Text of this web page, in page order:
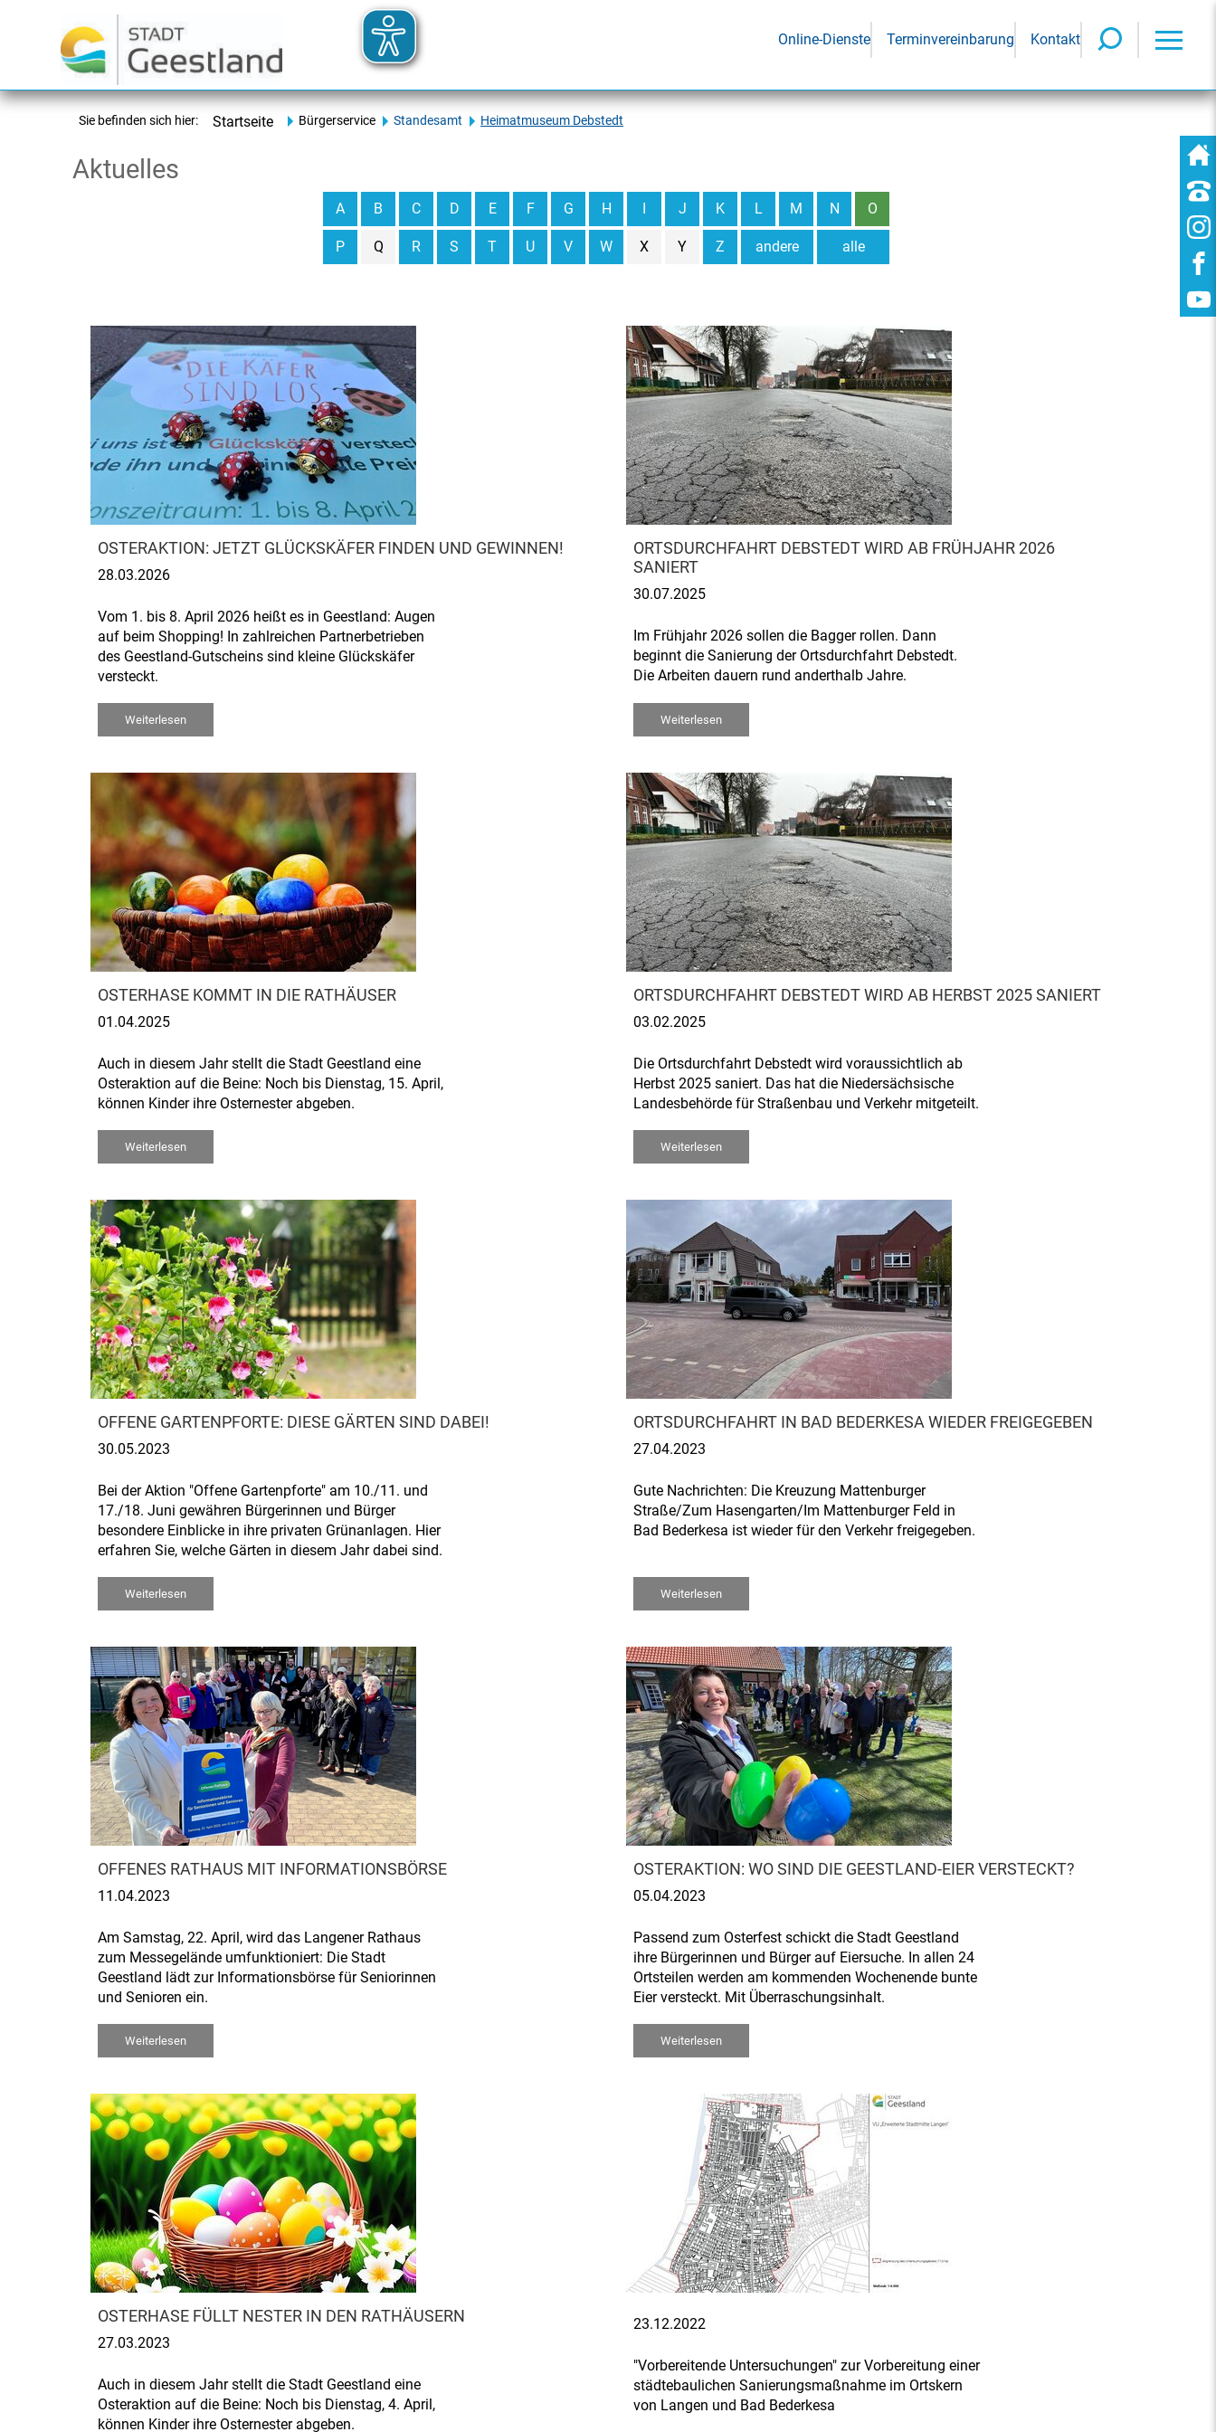
Online-Dienste Terminvereinbarung Kontakt
Sie befinden sich hier: Startseite Bürgerservice Standesamt Heimatmuseum Debstedt
Aktuelles
alle
A B C D E F G H I J K L M N O
P Q R S T U V W X Y Z andere
OSTERAKTION: JETZT GLÜCKSKÄFER FINDEN UND GEWINNEN!
28.03.2026
Vom 1. bis 8. April 2026 heißt es in Geestland: Augen
auf beim Shopping! In zahlreichen Partnerbetrieben
des Geestland-Gutscheins sind kleine Glückskäfer
versteckt.
Weiterlesen
ORTSDURCHFAHRT DEBSTEDT WIRD AB FRÜHJAHR 2026
SANIERT
30.07.2025
Im Frühjahr 2026 sollen die Bagger rollen. Dann
beginnt die Sanierung der Ortsdurchfahrt Debstedt.
Die Arbeiten dauern rund anderthalb Jahre.
Weiterlesen
OSTERHASE KOMMT IN DIE RATHÄUSER
01.04.2025
Auch in diesem Jahr stellt die Stadt Geestland eine
Osteraktion auf die Beine: Noch bis Dienstag, 15. April,
können Kinder ihre Osternester abgeben.
Weiterlesen
ORTSDURCHFAHRT DEBSTEDT WIRD AB HERBST 2025 SANIERT
03.02.2025
Die Ortsdurchfahrt Debstedt wird voraussichtlich ab
Herbst 2025 saniert. Das hat die Niedersächsische
Landesbehörde für Straßenbau und Verkehr mitgeteilt.
Weiterlesen
OFFENE GARTENPFORTE: DIESE GÄRTEN SIND DABEI!
30.05.2023
Bei der Aktion "Offene Gartenpforte" am 10./11. und
17./18. Juni gewähren Bürgerinnen und Bürger
besondere Einblicke in ihre privaten Grünanlagen. Hier
erfahren Sie, welche Gärten in diesem Jahr dabei sind.
Weiterlesen
ORTSDURCHFAHRT IN BAD BEDERKESA WIEDER FREIGEGEBEN
27.04.2023
Gute Nachrichten: Die Kreuzung Mattenburger
Straße/Zum Hasengarten/Im Mattenburger Feld in
Bad Bederkesa ist wieder für den Verkehr freigegeben.
Weiterlesen
OFFENES RATHAUS MIT INFORMATIONSBÖRSE
11.04.2023
Am Samstag, 22. April, wird das Langener Rathaus
zum Messegelände umfunktioniert: Die Stadt
Geestland lädt zur Informationsbörse für Seniorinnen
und Senioren ein.
Weiterlesen
OSTERAKTION: WO SIND DIE GEESTLAND-EIER VERSTECKT?
05.04.2023
Passend zum Osterfest schickt die Stadt Geestland
ihre Bürgerinnen und Bürger auf Eiersuche. In allen 24
Ortsteilen werden am kommenden Wochenende bunte
Eier versteckt. Mit Überraschungsinhalt.
Weiterlesen
OSTERHASE FÜLLT NESTER IN DEN RATHÄUSERN
27.03.2023
Auch in diesem Jahr stellt die Stadt Geestland eine
Osteraktion auf die Beine: Noch bis Dienstag, 4. April,
können Kinder ihre Osternester abgeben.
23.12.2022
"Vorbereitende Untersuchungen" zur Vorbereitung einer
städtebaulichen Sanierungsmaßnahme im Ortskern
von Langen und Bad Bederkesa